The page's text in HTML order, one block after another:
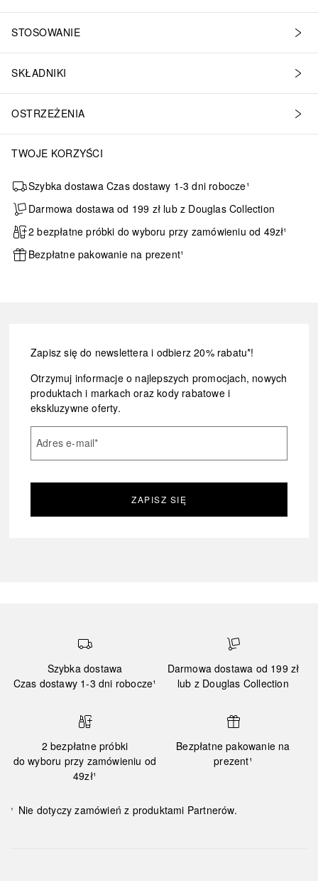
STOSOWANIE
SKŁADNIKI
OSTRZEŻENIA
TWOJE KORZYŚCI
Szybka dostawa Czas dostawy 1-3 dni robocze¹
Darmowa dostawa od 199 zł lub z Douglas Collection
2 bezpłatne próbki do wyboru przy zamówieniu od 49zł¹
Bezpłatne pakowanie na prezent¹
Zapisz się do newslettera i odbierz 20% rabatu*!
Otrzymuj informacje o najlepszych promocjach, nowych
produktach i markach oraz kody rabatowe i
ekskluzywne oferty.
Adres e-mail*
ZAPISZ SIĘ
Szybka dostawa
Czas dostawy 1-3 dni robocze¹
Darmowa dostawa od 199 zł
lub z Douglas Collection
2 bezpłatne próbki
do wyboru przy zamówieniu od
49zł¹
Bezpłatne pakowanie na
prezent¹
¹ Nie dotyczy zamówień z produktami Partnerów.